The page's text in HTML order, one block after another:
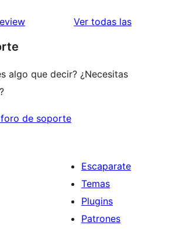
Ver todas las
algo que decir? ¿Necesitas
de soporte
Escaparate
Temas
Plugins
Patrones